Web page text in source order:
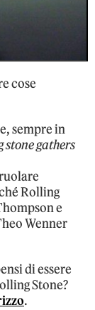
cose
sempre in
stone gathers
Rolling
e
Wenner
di essere
Stone?
.